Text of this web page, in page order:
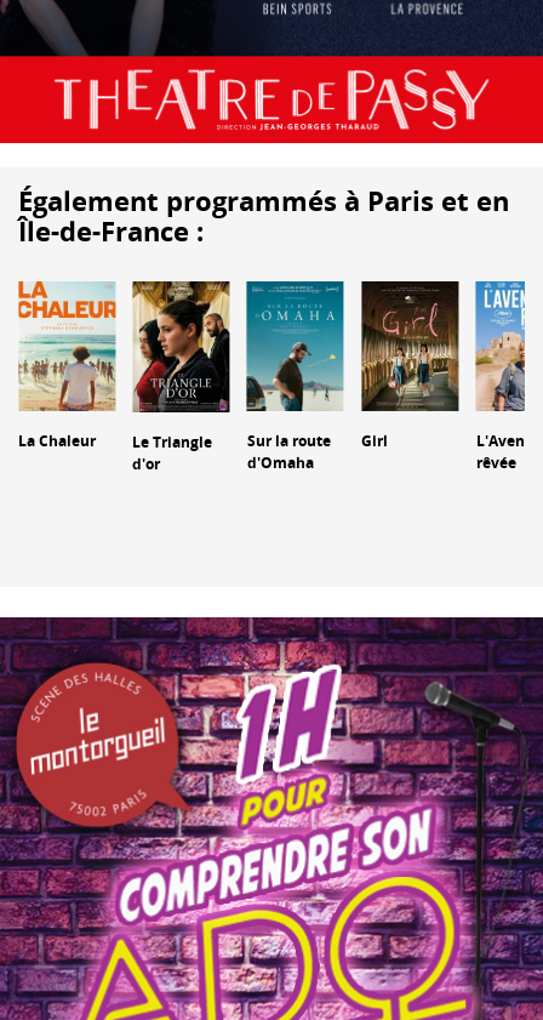
Également programmés à Paris et en
Île-de-France :
La Chaleur
Le Triangle
d'or
Sur la route
d'Omaha
Girl
rêvée